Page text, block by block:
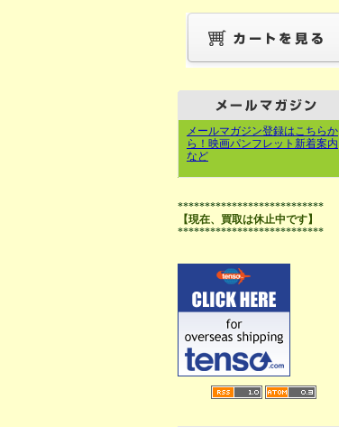
メールマガジン登録はこちらか
ら！映画パンフレット新着案内
など
***************************
【現在、買取は休止中です】
***************************